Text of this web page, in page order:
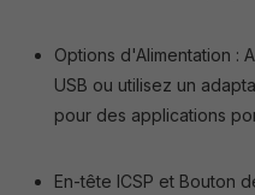
Options d'Alimentation :
USB ou utilisez un
pour des applications
En-tête ICSP et Bouton